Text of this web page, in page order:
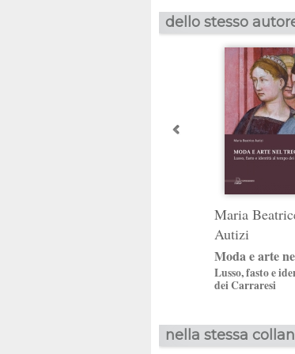
dello stesso
Maria
Autizi
Moda e arte
Lusso, fasto e
dei Carraresi
nella stessa